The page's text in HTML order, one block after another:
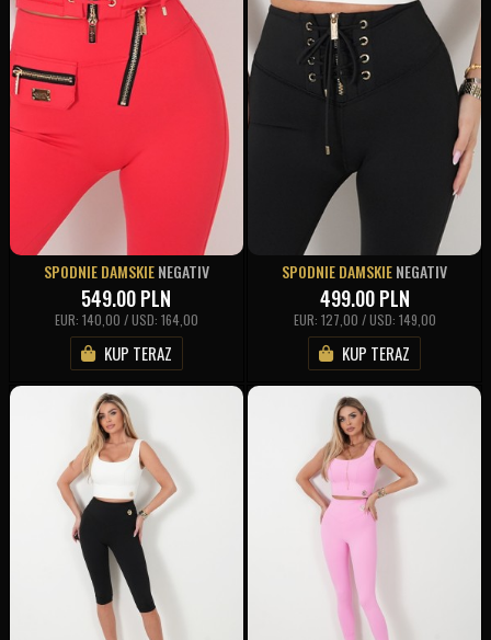
SPODNIE DAMSKIENEGATIV
549.00PLN
EUR: 140,00 / USD: 164,00
KUP TERAZ
SPODNIE DAMSKIENEGATIV
499.00PLN
EUR: 127,00 / USD: 149,00
KUP TERAZ